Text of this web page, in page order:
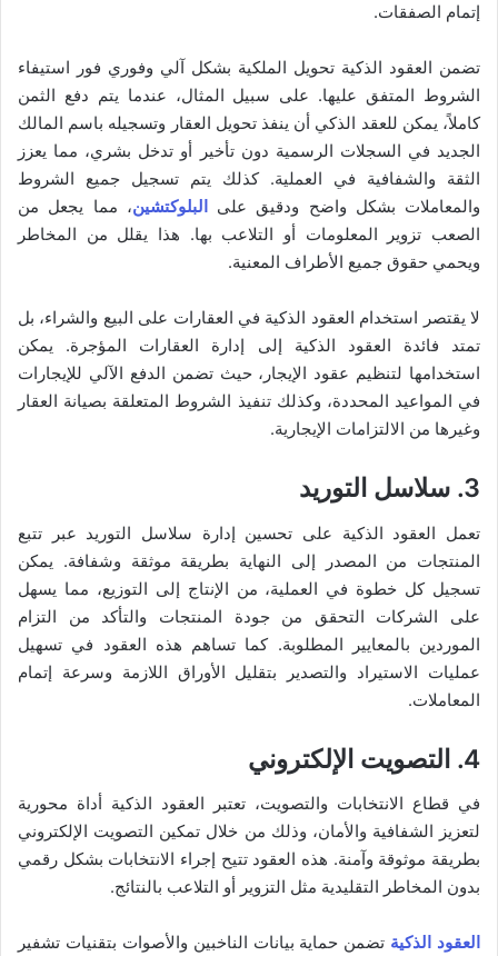
إتمام الصفقات.
تضمن العقود الذكية تحويل الملكية بشكل آلي وفوري فور استيفاء
الشروط المتفق عليها. على سبيل المثال، عندما يتم دفع الثمن
كاملاً، يمكن للعقد الذكي أن ينفذ تحويل العقار وتسجيله باسم المالك
الجديد في السجلات الرسمية دون تأخير أو تدخل بشري، مما يعزز
الثقة والشفافية في العملية. كذلك يتم تسجيل جميع الشروط
والمعاملات بشكل واضح ودقيق على
البلوكتشين، مما يجعل من
الصعب تزوير المعلومات أو التلاعب بها. هذا يقلل من المخاطر
ويحمي حقوق جميع الأطراف المعنية.
لا يقتصر استخدام العقود الذكية في العقارات على البيع والشراء، بل
تمتد فائدة العقود الذكية إلى إدارة العقارات المؤجرة. يمكن
استخدامها لتنظيم عقود الإيجار، حيث تضمن الدفع الآلي للإيجارات
في المواعيد المحددة، وكذلك تنفيذ الشروط المتعلقة بصيانة العقار
وغيرها من الالتزامات الإيجارية.
3. سلاسل التوريد
تعمل العقود الذكية على تحسين إدارة سلاسل التوريد عبر تتبع
المنتجات من المصدر إلى النهاية بطريقة موثقة وشفافة. يمكن
تسجيل كل خطوة في العملية، من الإنتاج إلى التوزيع، مما يسهل
على الشركات التحقق من جودة المنتجات والتأكد من التزام
الموردين بالمعايير المطلوبة. كما تساهم هذه العقود في تسهيل
عمليات الاستيراد والتصدير بتقليل الأوراق اللازمة وسرعة إتمام
المعاملات.
4. التصويت الإلكتروني
في قطاع الانتخابات والتصويت، تعتبر العقود الذكية أداة محورية
لتعزيز الشفافية والأمان، وذلك من خلال تمكين التصويت الإلكتروني
بطريقة موثوقة وآمنة. هذه العقود تتيح إجراء الانتخابات بشكل رقمي
بدون المخاطر التقليدية مثل التزوير أو التلاعب بالنتائج.
العقود الذكية تضمن حماية بيانات الناخبين والأصوات بتقنيات تشفير